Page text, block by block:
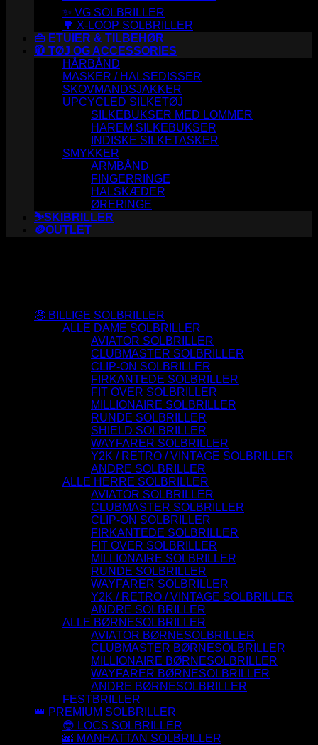
✨ VG SOLBRILLER
🌳 X-LOOP SOLBRILLER
👜 ETUIER & TILBEHØR
🧥 TØJ OG ACCESSORIES
HÅRBÅND
MASKER / HALSEDISSER
SKOVMANDSJAKKER
UPCYCLED SILKETØJ
SILKEBUKSER MED LOMMER
HAREM SILKEBUKSER
INDISKE SILKETASKER
SMYKKER
ARMBÅND
FINGERRINGE
HALSKÆDER
ØRERINGE
⛷️SKIBRILLER
🪙OUTLET
🤑 BILLIGE SOLBRILLER
ALLE DAME SOLBRILLER
AVIATOR SOLBRILLER
CLUBMASTER SOLBRILLER
CLIP-ON SOLBRILLER
FIRKANTEDE SOLBRILLER
FIT OVER SOLBRILLER
MILLIONAIRE SOLBRILLER
RUNDE SOLBRILLER
SHIELD SOLBRILLER
WAYFARER SOLBRILLER
Y2K / RETRO / VINTAGE SOLBRILLER
ANDRE SOLBRILLER
ALLE HERRE SOLBRILLER
AVIATOR SOLBRILLER
CLUBMASTER SOLBRILLER
CLIP-ON SOLBRILLER
FIRKANTEDE SOLBRILLER
FIT OVER SOLBRILLER
MILLIONAIRE SOLBRILLER
RUNDE SOLBRILLER
WAYFARER SOLBRILLER
Y2K / RETRO / VINTAGE SOLBRILLER
ANDRE SOLBRILLER
ALLE BØRNESOLBRILLER
AVIATOR BØRNESOLBRILLER
CLUBMASTER BØRNESOLBRILLER
MILLIONAIRE BØRNESOLBRILLER
WAYFARER BØRNESOLBRILLER
ANDRE BØRNESOLBRILLER
FESTBRILLER
👑 PREMIUM SOLBRILLER
😎 LOCS SOLBRILLER
🌆 MANHATTAN SOLBRILLER